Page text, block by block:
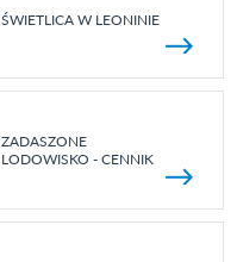
ŚWIETLICA W LEONINIE
ZADASZONE
LODOWISKO - CENNIK